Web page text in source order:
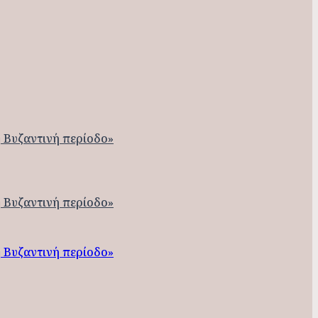
περίοδο»
περίοδο»
περίοδο»